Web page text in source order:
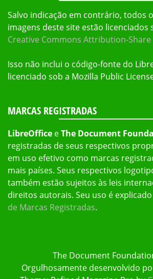
Salvo indicação em contrário, todos
imagens deste site estão licenciados
Creative Commons Attribution-Share
Isso não inclui o código-fonte do
licenciado sob a Mozilla Public
MARCAS REGISTRADAS
LibreOffice eThe Document
registradas de seus respectivos
em uso efetivo como marcas
mais países. Seus respectivos
também estão sujeitos às leis
direitos autorais. Seu uso é
de Marcas Registradas.
The Document
Orgulhosamente desenvolvido